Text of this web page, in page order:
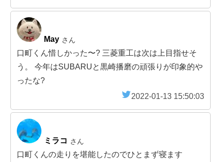
May さん
口町くん惜しかった〜? 三菱重工は次は上目指せそ
う。 今年はSUBARUと黒崎播磨の頑張りが印象的や
ったな?
2022-01-13 15:50:03
ミラコ さん
口町くんの走りを堪能したのでひとまず寝ます